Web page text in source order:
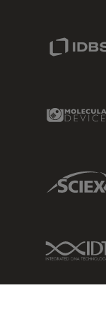
Sciex
IDT